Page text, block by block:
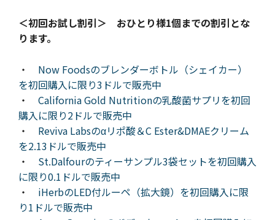
＜初回お試し割引＞ おひとり様1個までの割引とな
ります。
・ Now Foodsのブレンダーボトル（シェイカー）
を初回購入に限り3ドルで販売中
・ California Gold Nutritionの乳酸菌サプリを初回
購入に限り2ドルで販売中
・ Reviva Labsのαリポ酸＆C Ester&DMAEクリーム
を2.13ドルで販売中
・ St.Dalfourのティーサンプル3袋セットを初回購入
に限り0.1ドルで販売中
・ iHerbのLED付ルーペ（拡大鏡）を初回購入に限
り1ドルで販売中